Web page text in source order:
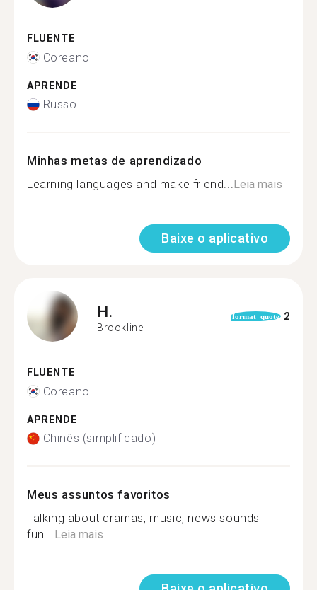
FLUENTE
Coreano
APRENDE
Russo
Minhas metas de aprendizado
Learning languages and make friend...Leia mais
Baixe o aplicativo
H.
Brookline
format_quote 2
FLUENTE
Coreano
APRENDE
Chinês (simplificado)
Meus assuntos favoritos
Talking about dramas, music, news sounds
fun...Leia mais